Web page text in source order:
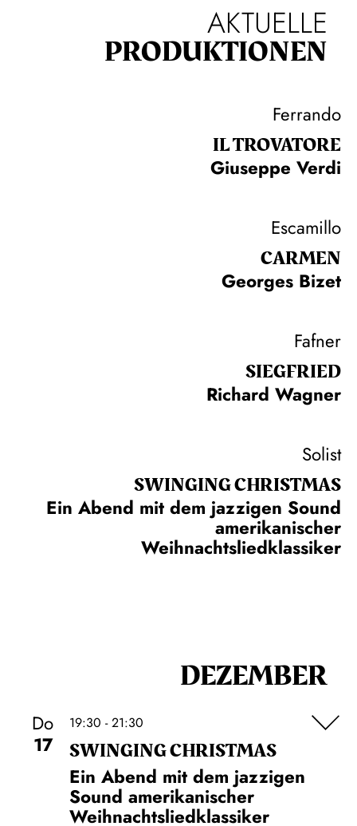
AKTUELLE
PRODUKTIONEN
Ferrando
IL TROVA­TORE
Giuseppe Verdi
Escamillo
CARMEN
Georges Bizet
Fafner
SIEG­FRIED
Richard Wagner
Solist
SWINGING CHRIST­MAS
Ein Abend mit dem jazzigen Sound
amerikanischer
Weihnachtsliedklassiker
DEZEMBER
Do
17
19:30 - 21:30
SWINGING CHRIST­MAS
Ein Abend mit dem jazzigen
Sound amerikanischer
Weihnachtsliedklassiker